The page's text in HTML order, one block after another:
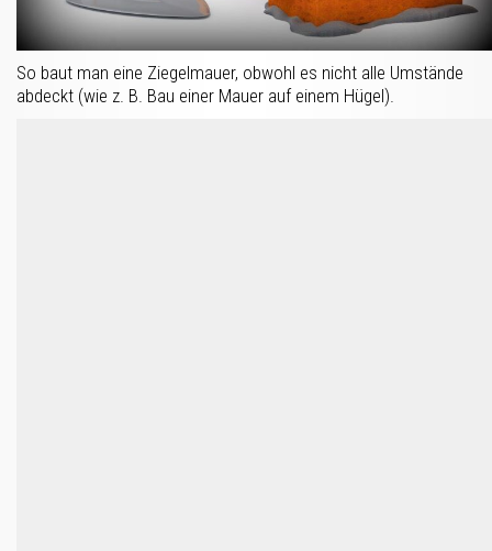
So baut man eine Ziegelmauer, obwohl es nicht alle Umstände
abdeckt (wie z. B. Bau einer Mauer auf einem Hügel).